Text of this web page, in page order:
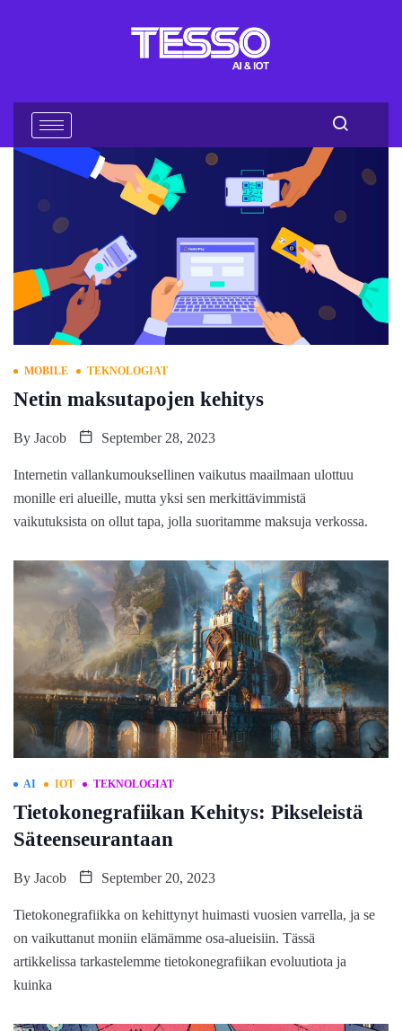
MOBILE TEKNOLOGIAT
Netin maksutapojen kehitys
By Jacob September 28, 2023
Internetin vallankumouksellinen vaikutus maailmaan ulottuu
monille eri alueille, mutta yksi sen merkittävimmistä
vaikutuksista on ollut tapa, jolla suoritamme maksuja verkossa.
AI IOT TEKNOLOGIAT
Tietokonegrafiikan Kehitys: Pikseleistä
Säteenseurantaan
By Jacob September 20, 2023
Tietokonegrafiikka on kehittynyt huimasti vuosien varrella, ja se
on vaikuttanut moniin elämämme osa-alueisiin. Tässä
artikkelissa tarkastelemme tietokonegrafiikan evoluutiota ja
kuinka